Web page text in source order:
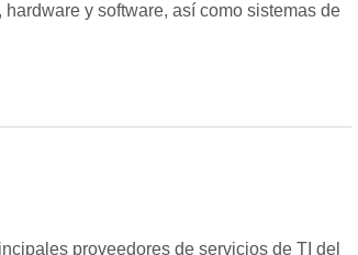
y software, así como sistemas de
proveedores de servicios de TI del